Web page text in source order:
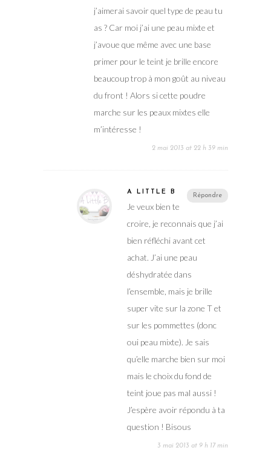
j’aimerai savoir quel type de peau tu
as ? Car moi j’ai une peau mixte et
j’avoue que même avec une base
primer pour le teint je brille encore
beaucoup trop à mon goût au niveau
du front ! Alors si cette poudre
marche sur les peaux mixtes elle
m’intéresse !
2 mai 2013 at 22 h 39 min
Répondre
A LITTLE B
Je veux bien te
croire, je reconnais que j’ai
bien réfléchi avant cet
achat. J’ai une peau
déshydratée dans
l’ensemble, mais je brille
super vite sur la zone T et
sur les pommettes (donc
oui peau mixte). Je sais
qu’elle marche bien sur moi
mais le choix du fond de
teint joue pas mal aussi !
J’espère avoir répondu à ta
question ! Bisous
3 mai 2013 at 9 h 17 min